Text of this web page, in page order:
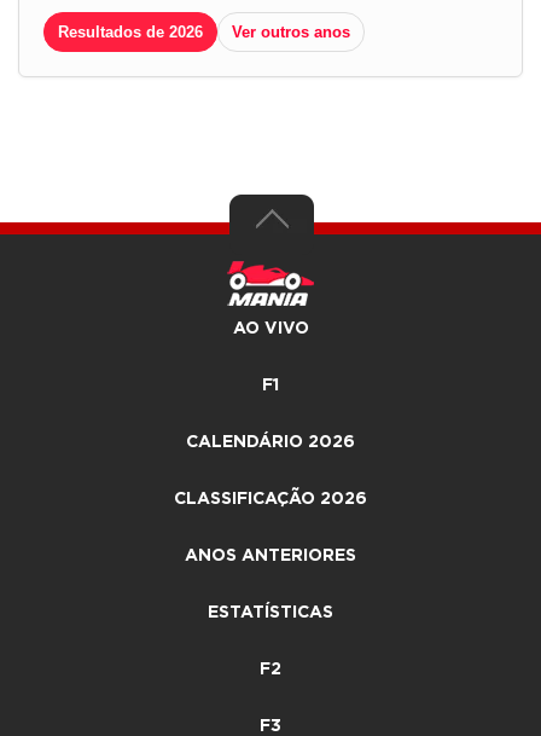
Resultados de 2026 Ver outros anos
AO VIVO
F1
CALENDÁRIO 2026
CLASSIFICAÇÃO 2026
ANOS ANTERIORES
ESTATÍSTICAS
F2
F3